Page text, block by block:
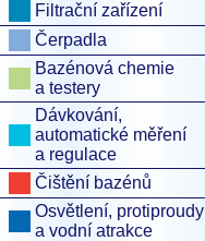
Filtrační zařízení
Čerpadla
Bazénová chemie
a testery
Dávkování,
automatické měření
a regulace
Čištění bazénů
Osvětlení, protiproudy
a vodní atrakce